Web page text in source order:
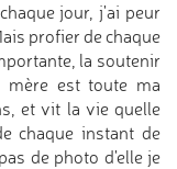
jour, j'ai peur
profier de chaque
la soutenir
est toute ma
et vit la vie quelle
chaque instant de
de photo d'elle je